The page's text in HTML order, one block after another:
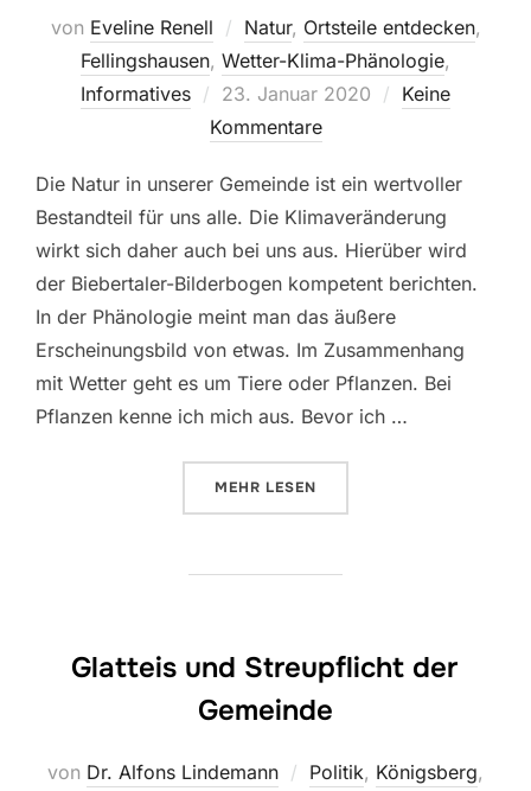
von Eveline Renell Natur, Ortsteile entdecken,
Fellingshausen, Wetter-Klima-Phänologie,
Informatives
Veröffentlicht
am
23. Januar 2020
Keine
Kommentare
Die Natur in unserer Gemeinde ist ein wertvoller
Bestandteil für uns alle. Die Klimaveränderung
wirkt sich daher auch bei uns aus. Hierüber wird
der Biebertaler-Bilderbogen kompetent berichten.
In der Phänologie meint man das äußere
Erscheinungsbild von etwas. Im Zusammenhang
mit Wetter geht es um Tiere oder Pflanzen. Bei
Pflanzen kenne ich mich aus. Bevor ich …
MEHR ÜBER „WAS IST PHÄNOLOGIE?“
LESEN
Glatteis und Streupflicht der
Gemeinde
von Dr. Alfons Lindemann Politik, Königsberg,